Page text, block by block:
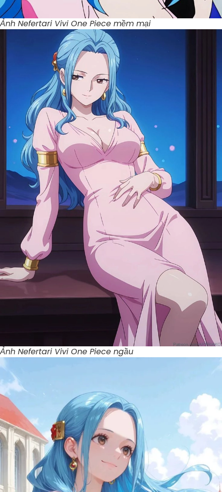
Ảnh Nefertari Vivi One Piece mềm mại
Ảnh Nefertari Vivi One Piece ngầu